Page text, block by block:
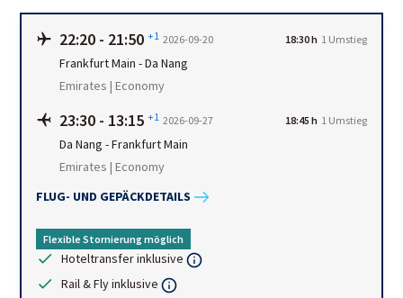
22:20 - 21:50 +1 2026-09-20 18:30 h 1 Umstieg
Frankfurt Main -Da Nang
Emirates | Economy
23:30 - 13:15 +1 2026-09-27 18:45 h 1 Umstieg
Da Nang -Frankfurt Main
Emirates | Economy
FLUG- UND GEPÄCKDETAILS
Flexible Stornierung möglich
Hoteltransfer inklusive
Rail & Fly inklusive